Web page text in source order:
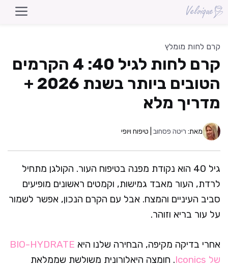
לדלג
לתוכן
קרם לחות מומלץ
קרם לחות לגיל 40: 4 הקרמים
הטובים ביותר בשנת 2026 +
מדריך מלא
מאת: ריטה פסחוב | טיפוח ויופי
גיל 40 הוא נקודת מפנה בטיפוח העור. הקולגן מתחיל
לרדת, העור מאבד גמישות, וקמטים ראשונים מופיעים
סביב העיניים והמצח. אבל עם הקרם הנכון, אפשר לשמור
על עור בריא וזוהר.
אחרי בדיקה מקיפה, הבחירה שלנו היא BIO-HYDRATE
של Iconics
. חומצה היאלורונית משולשת שממלאת